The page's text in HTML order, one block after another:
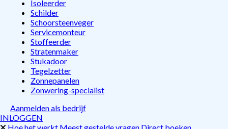
Isoleerder
Schilder
Schoorsteenveger
Servicemonteur
Stoffeerder
Stratenmaker
Stukadoor
Tegelzetter
Zonnepanelen
Zonwering-specialist
Aanmelden als bedrijf
INLOGGEN